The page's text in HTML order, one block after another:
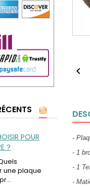
POUR
?
une plaque

-
- 1
- 1
-